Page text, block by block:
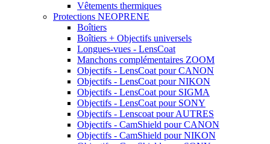
Vêtements thermiques
Protections NEOPRENE
Boîtiers
Boîtiers + Objectifs universels
Longues-vues - LensCoat
Manchons complémentaires ZOOM
Objectifs - LensCoat pour CANON
Objectifs - LensCoat pour NIKON
Objectifs - LensCoat pour SIGMA
Objectifs - LensCoat pour SONY
Objectifs - Lenscoat pour AUTRES
Objectifs - CamShield pour CANON
Objectifs - CamShield pour NIKON